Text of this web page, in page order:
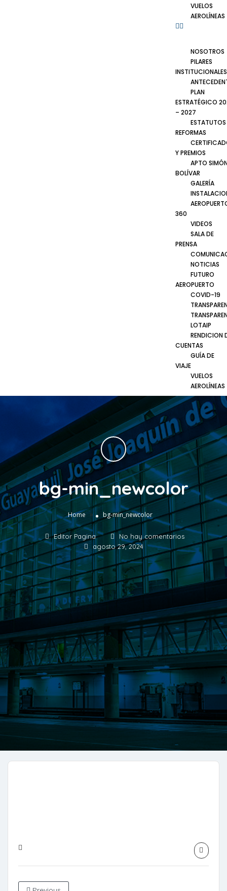
VUELOS
AEROLÍNEAS
NOSOTROS
PILARES
INSTITUCIONALES
PLAN
ESTRATÉGICO
– 2027
ESTATUTOS
REFORMAS
Y PREMIOS
APTO
BOLÍVAR
GALERÍA
360
VIDEOS
SALA DE
PRENSA
NOTICIAS
FUTURO
AEROPUERTO
COVID-19
LOTAIP
RENDICION
CUENTAS
GUÍA DE
VIAJE
VUELOS
AEROLÍNEAS
bg-min_newcolor
Home » bg-min_newcolor
Editor Pagina
No hay comentarios
agosto 29, 2024